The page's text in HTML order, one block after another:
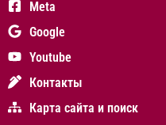
Meta
Google
Youtube
Контакты
Карта сайта и поиск